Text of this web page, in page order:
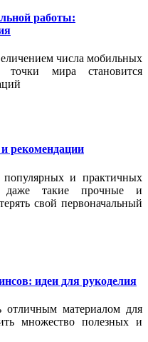
работы:
числа мобильных
мира становится
рекомендации
и практичных
даже такие прочные и
свой первоначальный
идеи для рукоделия
отличным материалом для
множество полезных и